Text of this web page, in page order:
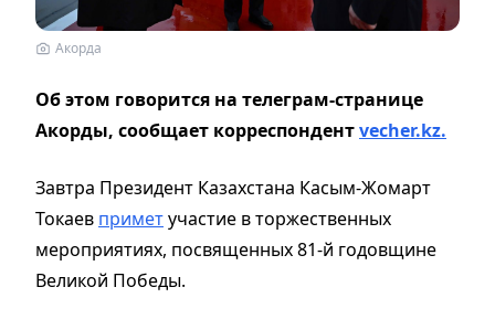
Акорда
Об этом говорится на телеграм-странице
Акорды, сообщает корреспондентvecher.kz.
Завтра Президент Казахстана Касым-Жомарт
Токаев приметучастие в торжественных
мероприятиях, посвященных 81-й годовщине
Великой Победы.